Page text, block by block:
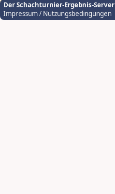
Der Schachturnier-Ergebnis-Server
Impressum / Nutzungsbedingungen